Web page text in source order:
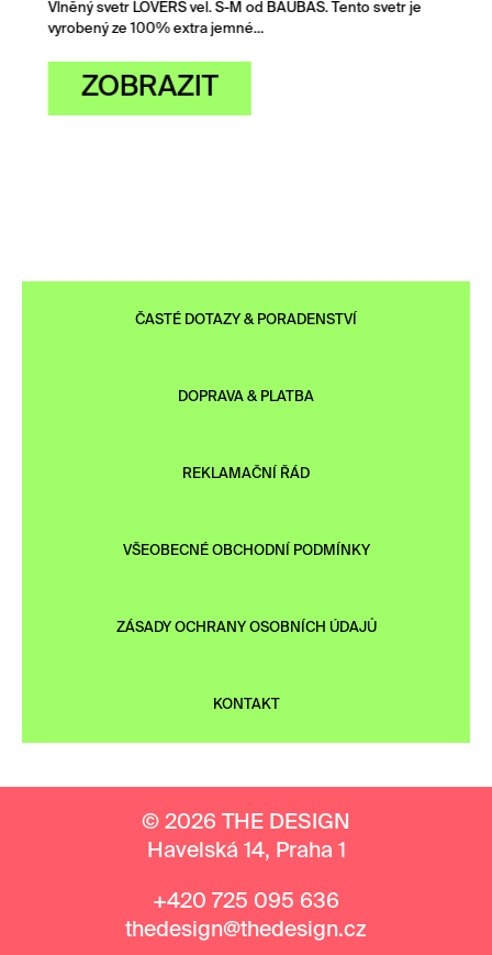
Vlněný svetr LOVERS vel. S-M od BAUBAS. Tento svetr je
vyrobený ze 100% extra jemné…
ZOBRAZIT
ČASTÉ DOTAZY & PORADENSTVÍ
DOPRAVA & PLATBA
REKLAMAČNÍ ŘÁD
VŠEOBECNÉ OBCHODNÍ PODMÍNKY
ZÁSADY OCHRANY OSOBNÍCH ÚDAJŮ
KONTAKT
© 2026 THE DESIGN
Havelská 14, Praha 1
+420 725 095 636
thedesign@thedesign.cz